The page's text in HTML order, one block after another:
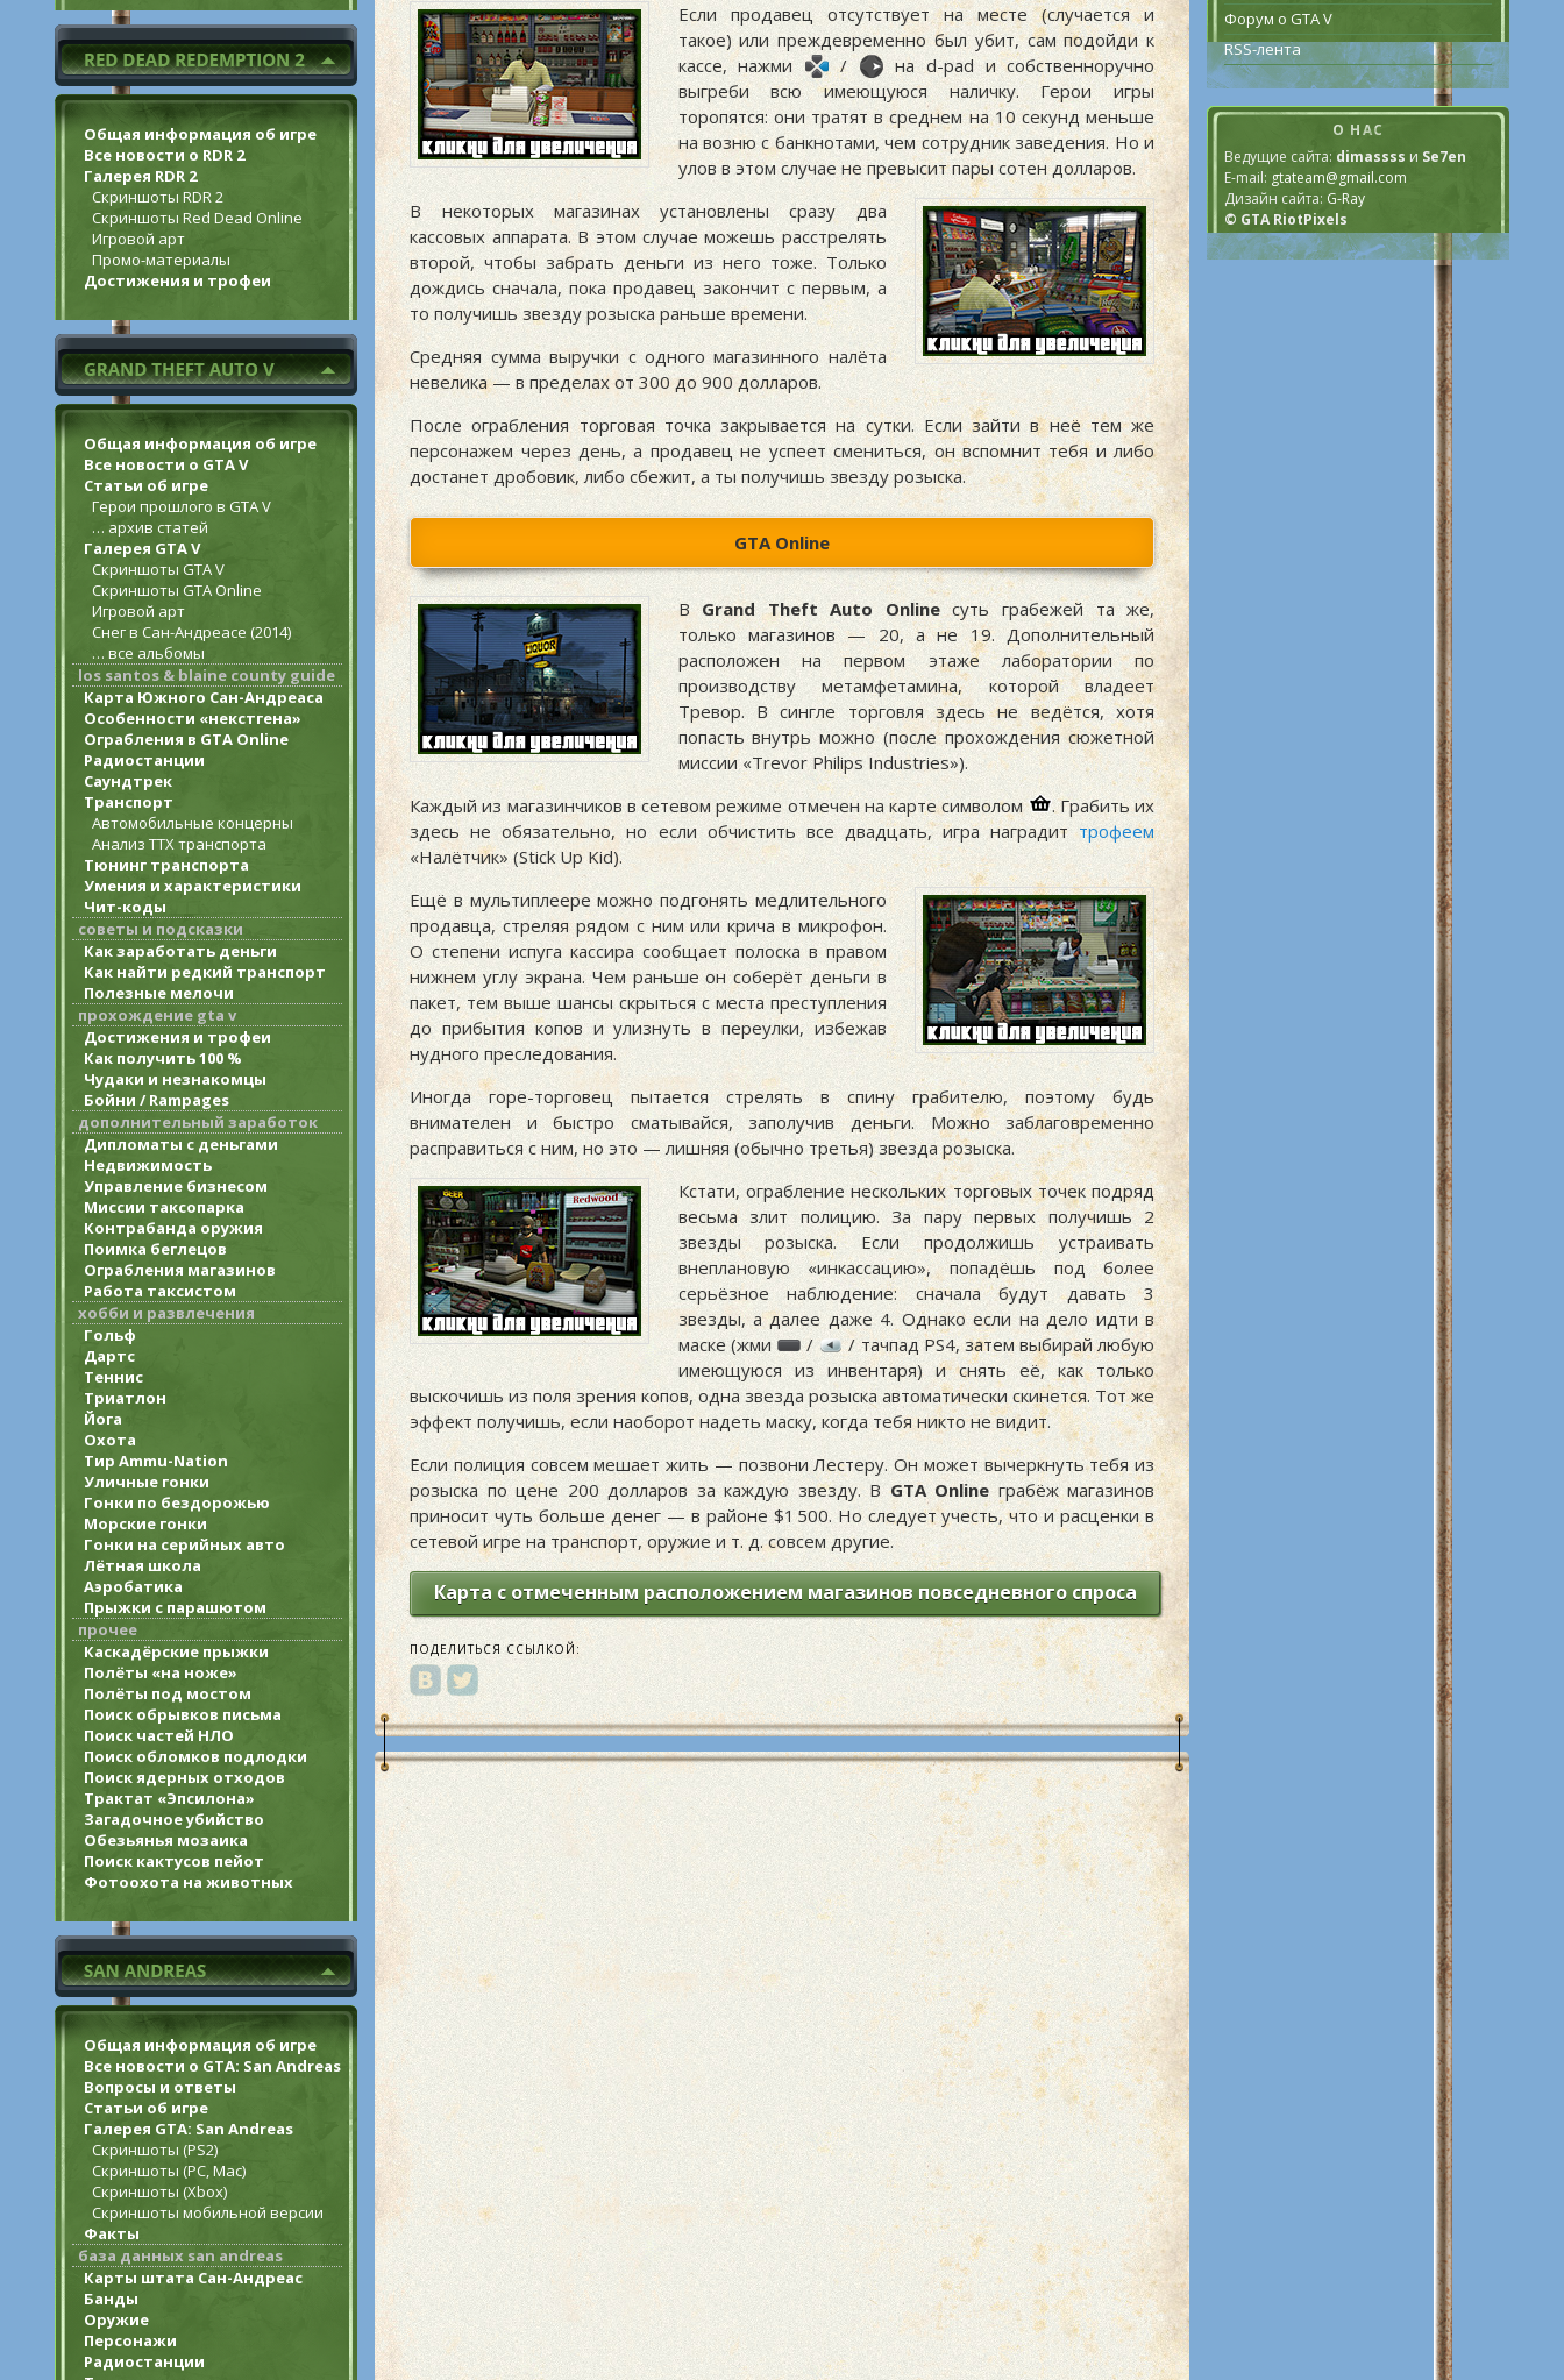
Общая информация об игре
Все новости о RDR 2
Галерея RDR 2
Скриншоты RDR 2
Скриншоты Red Dead Online
Игровой арт
Промо-материалы
Достижения и трофеи
Общая информация об игре
Все новости о GTA V
Статьи об игре
Герои прошлого в GTA V
… архив статей
Галерея GTA V
Скриншоты GTA V
Скриншоты GTA Online
Игровой арт
Снег в Сан-Андреасе (2014)
… все альбомы
los santos & blaine county guide
Карта Южного Сан-Андреаса
Особенности «некстгена»
Ограбления в GTA Online
Радиостанции
Саундтрек
Транспорт
Автомобильные концерны
Анализ ТТХ транспорта
Тюнинг транспорта
Умения и характеристики
Чит-коды
советы и подсказки
Как заработать деньги
Как найти редкий транспорт
Полезные мелочи
прохождение gta v
Достижения и трофеи
Как получить 100 %
Чудаки и незнакомцы
Бойни / Rampages
дополнительный заработок
Дипломаты с деньгами
Недвижимость
Управление бизнесом
Миссии таксопарка
Контрабанда оружия
Поимка беглецов
Ограбления магазинов
Работа таксистом
хобби и развлечения
Гольф
Дартс
Теннис
Триатлон
Йога
Охота
Тир Ammu-Nation
Уличные гонки
Гонки по бездорожью
Морские гонки
Гонки на серийных авто
Лётная школа
Аэробатика
Прыжки с парашютом
прочее
Каскадёрские прыжки
Полёты «на ноже»
Полёты под мостом
Поиск обрывков письма
Поиск частей НЛО
Поиск обломков подлодки
Поиск ядерных отходов
Трактат «Эпсилона»
Загадочное убийство
Обезьянья мозаика
Поиск кактусов пейот
Фотоохота на животных
Общая информация об игре
Все новости о GTA: San Andreas
Вопросы и ответы
Статьи об игре
Галерея GTA: San Andreas
Скриншоты (PS2)
Скриншоты (PC, Mac)
Скриншоты (Xbox)
Скриншоты мобильной версии
Факты
база данных san andreas
Карты штата Сан-Андреас
Банды
Оружие
Персонажи
Радиостанции
Если продавец отсутствует на месте (случается и
такое) или преждевременно был убит, сам подойди к
кассе, нажми
/
на d-pad и собственноручно
выгреби всю имеющуюся наличку. Герои игры
торопятся: они тратят в среднем на 10 секунд меньше
на возню с банкнотами, чем сотрудник заведения. Но и
улов в этом случае не превысит пары сотен долларов.
В некоторых магазинах установлены сразу два
кассовых аппарата. В этом случае можешь расстрелять
второй, чтобы забрать деньги из него тоже. Только
дождись сначала, пока продавец закончит с первым, а
то получишь звезду розыска раньше времени.
Средняя сумма выручки с одного магазинного налёта
невелика — в пределах от 300 до 900 долларов.
После ограбления торговая точка закрывается на сутки. Если зайти в неё тем же
персонажем через день, а продавец не успеет смениться, он вспомнит тебя и либо
достанет дробовик, либо сбежит, а ты получишь звезду розыска.
GTA Online
ВGrand Theft Auto Onlineсуть грабежей та же,
только магазинов — 20, а не 19. Дополнительный
расположен на первом этаже лаборатории по
производству метамфетамина, которой владеет
Тревор. В сингле торговля здесь не ведётся, хотя
попасть внутрь можно (после прохождения сюжетной
миссии «Trevor Philips Industries»).
Каждый из магазинчиков в сетевом режиме отмечен на карте символом
. Грабить их
здесь не обязательно, но если обчистить все двадцать, игра наградиттрофеем
«Налётчик» (Stick Up Kid).
Ещё в мультиплеере можно подгонять медлительного
продавца, стреляя рядом с ним или крича в микрофон.
О степени испуга кассира сообщает полоска в правом
нижнем углу экрана. Чем раньше он соберёт деньги в
пакет, тем выше шансы скрыться с места преступления
до прибытия копов и улизнуть в переулки, избежав
нудного преследования.
Иногда горе-торговец пытается стрелять в спину грабителю, поэтому будь
внимателен и быстро сматывайся, заполучив деньги. Можно заблаговременно
расправиться с ним, но это — лишняя (обычно третья) звезда розыска.
Кстати, ограбление нескольких торговых точек подряд
весьма злит полицию. За пару первых получишь 2
звезды розыска. Если продолжишь устраивать
внеплановую «инкассацию», попадёшь под более
серьёзное наблюдение: сначала будут давать 3
звезды, а далее даже 4. Однако если на дело идти в
маске (жми
/
/ тачпад PS4, затем выбирай любую
имеющуюся из инвентаря) и снять её, как только
выскочишь из поля зрения копов, одна звезда розыска автоматически скинется. Тот же
эффект получишь, если наоборот надеть маску, когда тебя никто не видит.
Если полиция совсем мешает жить — позвони Лестеру. Он может вычеркнуть тебя из
розыска по цене 200 долларов за каждую звезду. ВGTA Onlineграбёж магазинов
приносит чуть больше денег — в районе $1 500. Но следует учесть, что и расценки в
сетевой игре на транспорт, оружие и т. д. совсем другие.
Карта с отмеченным расположением магазинов повседневного спроса
ПОДЕЛИТЬСЯ ССЫЛКОЙ:
Форум о GTA V
RSS-лента
О НАС
Ведущие сайта: dimassss и Se7en
E-mail: gtateam@gmail.com
Дизайн сайта: G-Ray
© GTA RiotPixels